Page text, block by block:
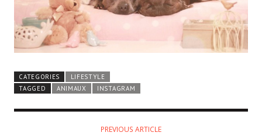
CATEGORIES
LIFESTYLE
TAGGED
ANIMAUX INSTAGRAM
PREVIOUS ARTICLE